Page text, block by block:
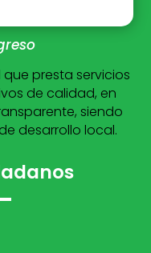
presta servicios
de calidad, en
siendo
desarrollo local.